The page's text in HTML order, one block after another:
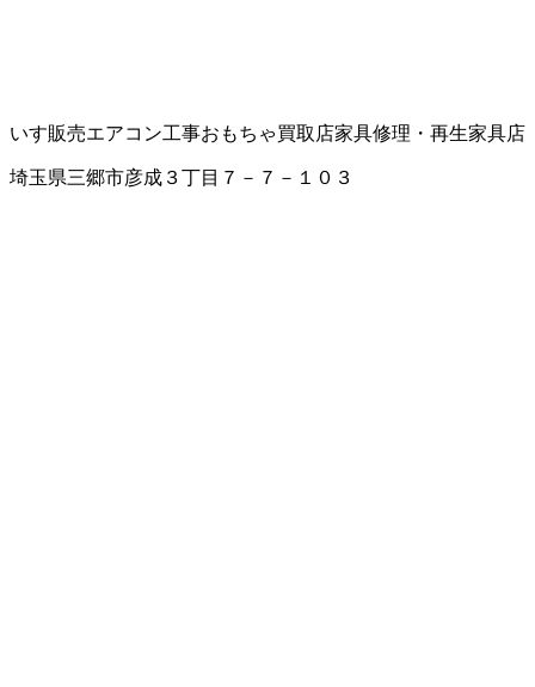
いす販売エアコン工事おもちゃ買取店家具修理・再生家具店
埼玉県三郷市彦成３丁目７－７－１０３